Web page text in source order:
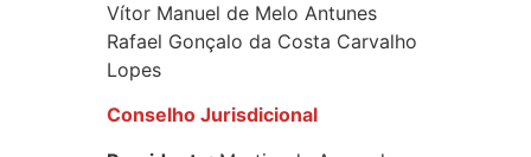
Vítor Manuel de Melo Antunes
Rafael Gonçalo da Costa Carvalho
Lopes
Conselho Jurisdicional